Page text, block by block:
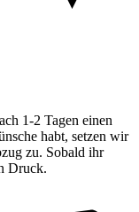
1-2 Tagen einen
habt, setzen wir
zu. Sobald ihr
Druck.